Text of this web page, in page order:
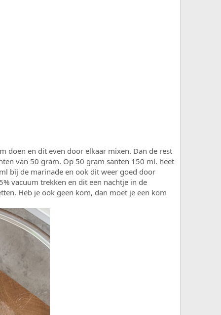
doen en dit even door elkaar mixen. Dan de rest
van 50 gram. Op 50 gram santen 150 ml. heet
bij de marinade en ook dit weer goed door
vacuum trekken en dit een nachtje in de
Heb je ook geen kom, dan moet je een kom